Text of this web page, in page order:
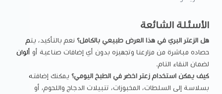
الأسئلة الشائعة
هل الزعتر البري في هذا العرض طبيعي بالكامل؟ نعم بالتأكيد، يتم
حصاده مباشرة من مزارعنا وتجهيزه بدون أي إضافات صناعية أو ألوان
لضمان النقاء التام.
كيف يمكن استخدام زعتر اخضر في الطبخ اليومي؟ يمكنك إضافته
بسلاسة إلى السلطات، المخبوزات، تتبيلات الدجاج واللحوم، أو